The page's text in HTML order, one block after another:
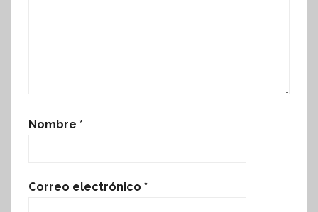
Nombre *
Correo electrónico *